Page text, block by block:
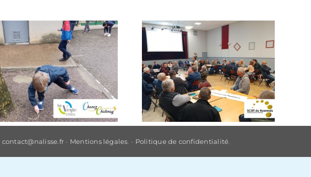
contact@nalisse.fr - Mentions légales . - Politique de confidentialité